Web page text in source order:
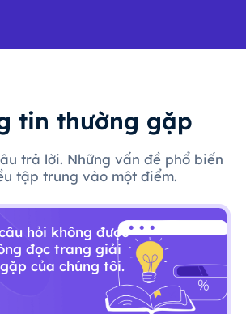
tin thường gặp
trả lời. Những vấn đề phổ biến
tập trung vào một điểm.
hỏi không được
đọc trang giải
của chúng tôi.